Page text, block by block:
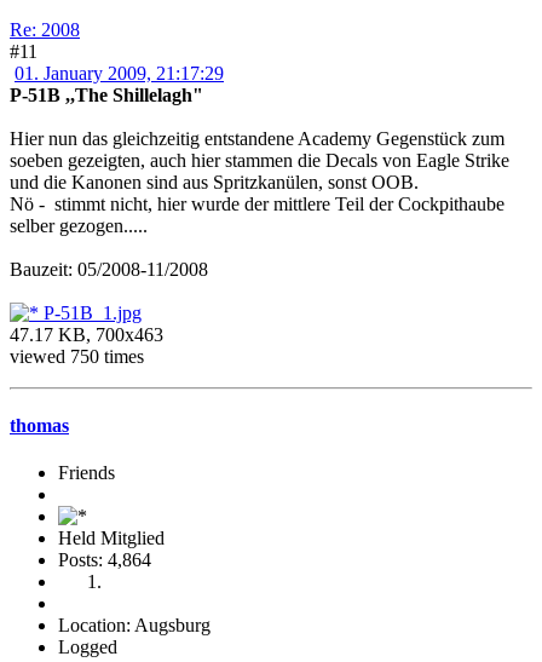
Re: 2008
#11
01. January 2009, 21:17:29
P-51B ,,The Shillelagh"
Hier nun das gleichzeitig entstandene Academy Gegenstück zum
soeben gezeigten, auch hier stammen die Decals von Eagle Strike
und die Kanonen sind aus Spritzkanülen, sonst OOB.
Nö - stimmt nicht, hier wurde der mittlere Teil der Cockpithaube
selber gezogen.....
Bauzeit: 05/2008-11/2008
P-51B_1.jpg
47.17 KB, 700x463
viewed 750 times
thomas
Friends
Held Mitglied
Posts: 4,864
Location: Augsburg
Logged